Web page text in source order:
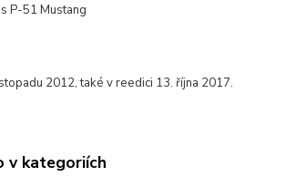
P-51 Mustang
2012, také v reedici 13. října 2017.
v kategoriích